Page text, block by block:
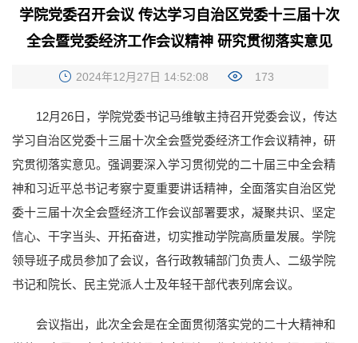
学院党委召开会议 传达学习自治区党委十三届十次
全会暨党委经济工作会议精神 研究贯彻落实意见
2024年12月27日 14:52:08 173
12月26日，学院党委书记马维敏主持召开党委会议，传达
学习自治区党委十三届十次全会暨党委经济工作会议精神，研
究贯彻落实意见。强调要深入学习贯彻党的二十届三中全会精
神和习近平总书记考察宁夏重要讲话精神，全面落实自治区党
委十三届十次全会暨经济工作会议部署要求，凝聚共识、坚定
信心、干字当头、开拓奋进，切实推动学院高质量发展。学院
领导班子成员参加了会议，各行政教辅部门负责人、二级学院
书记和院长、民主党派人士及年轻干部代表列席会议。
会议指出，此次全会是在全面贯彻落实党的二十大精神和